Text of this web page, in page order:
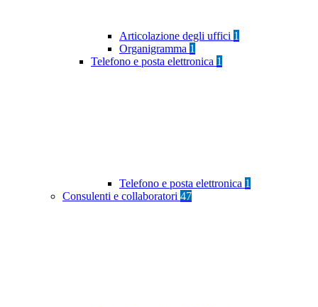
Articolazione degli uffici 1
Organigramma 1
Telefono e posta elettronica 1
Telefono e posta elettronica 1
Consulenti e collaboratori 47